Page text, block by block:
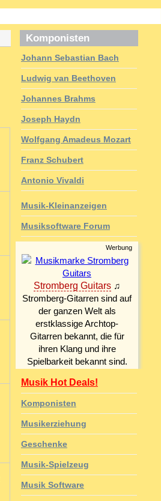
Komponisten
Johann Sebastian Bach
Ludwig van Beethoven
Johannes Brahms
Joseph Haydn
Wolfgang Amadeus Mozart
Franz Schubert
Antonio Vivaldi
Musik-Kleinanzeigen
Musiksoftware Forum
Musik Hot Deals!
Komponisten
Musikerziehung
Geschenke
Musik-Spielzeug
Musik Software